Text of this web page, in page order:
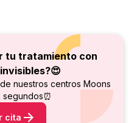
tu tratamiento con
nuestros centros Moons
cita